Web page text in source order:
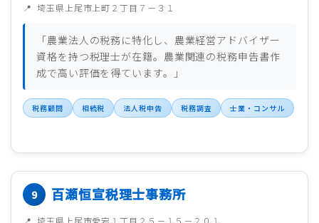
埼玉県上尾市上町２丁目７－３１
「農業法人の税務に特化し、農業経営アドバイザー
資格を持つ税理士が在籍。農業関連の税務申告書作
成で高い評価を得ています。」
税務顧問 相続税 法人税申告 税務調査 士業・コンサル
百瀬恒宣税理士事務所
埼玉県上尾市愛宕１丁目２５－１５－２０１